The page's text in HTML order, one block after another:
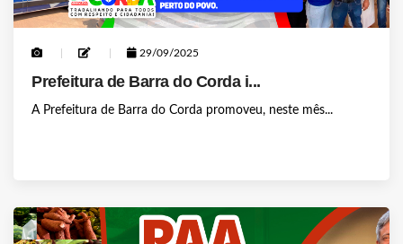
29/09/2025
Prefeitura de Barra do Corda i...
A Prefeitura de Barra do Corda promoveu, neste mês...